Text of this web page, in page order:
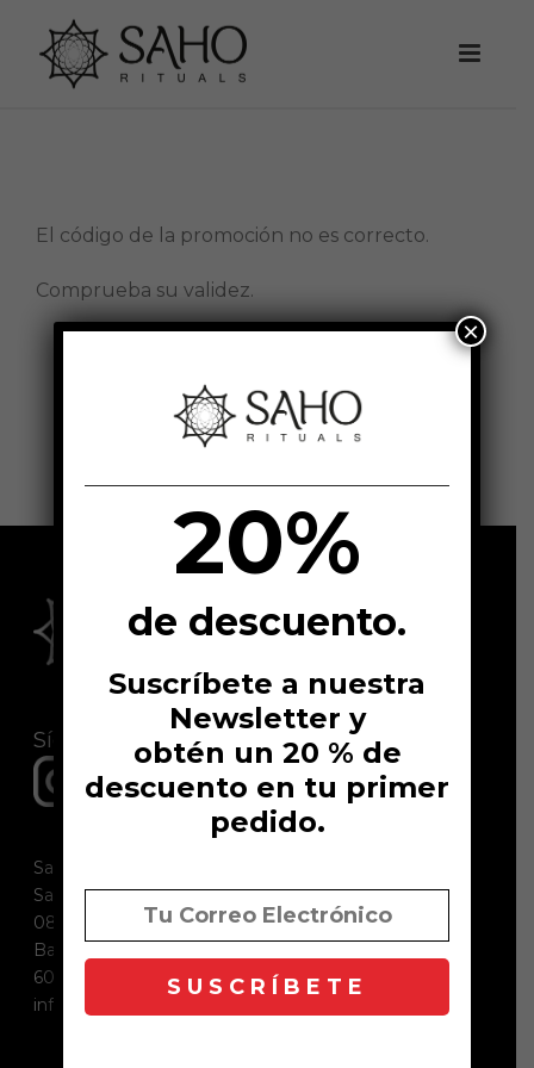
El código de la promoción no es correcto.
Comprueba su validez.
Síguenos en
Saho Rituals SL
Sant Lluis, 2 - Local 1
08184 Palau-solità i Plegamans
Barcelona
605 98 37 29
info@sahorituals.com
20%
de descuento.
Suscríbete a nuestra
Newsletter y
obtén un 20 % de
descuento en tu primer
pedido.
×